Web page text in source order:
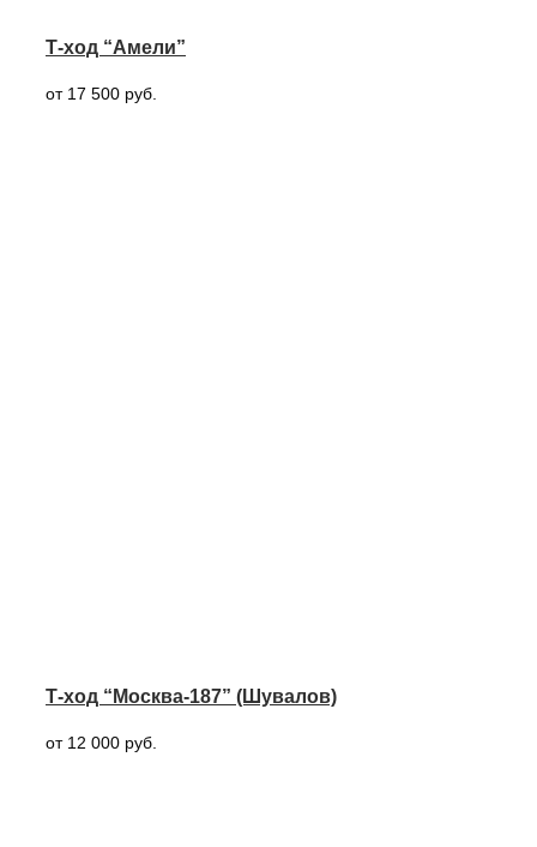
Т-ход “Амели”
от 17 500 руб.
Т-ход “Москва-187” (Шувалов)
от 12 000 руб.